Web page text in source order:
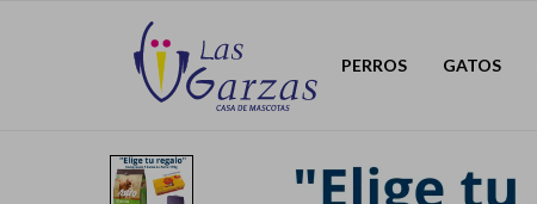
PERROS GATOS